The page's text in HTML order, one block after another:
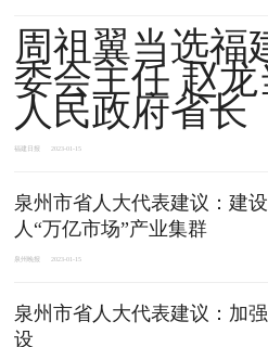
周祖翼当选福
委会主任 赵
人民政府省长
福建日报 2023-01-15
泉州市省人大代表建议：建
人“万亿市场”产业集群
泉州晚报 2023-01-15
泉州市省人大代表建议：加
设